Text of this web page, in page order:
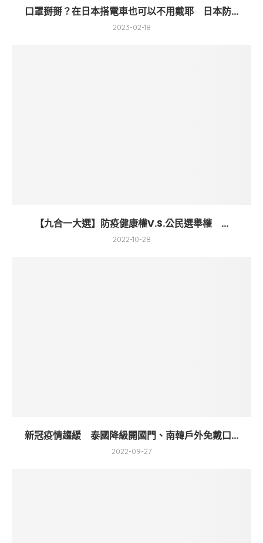
口罩掰掰？在日本搭電車也可以不用戴耶 日本防...
2023-02-18
【九合一大選】防疫健康權V.S.公民選舉權 ...
2022-10-28
新冠疫情趨緩 泰國降級開國門、南韓戶外免戴口...
2022-09-27